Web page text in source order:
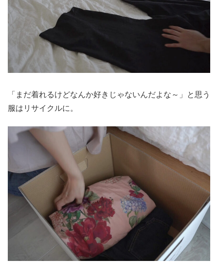
「まだ着れるけどなんか好きじゃないんだよな～」と思う
服はリサイクルに。